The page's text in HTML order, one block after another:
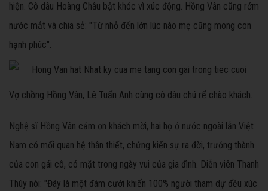
hiện. Cô dâu Hoàng Châu bật khóc vì xúc động. Hồng Vân cũng rớm
nước mắt và chia sẻ: "Từ nhỏ đến lớn lúc nào mẹ cũng mong con
hạnh phúc".
Vợ chồng Hồng Vân, Lê Tuấn Anh cùng cô dâu chú rể chào khách.
Nghệ sĩ Hồng Vân cảm ơn khách mời, hai họ ở nước ngoài lẫn Việt
Nam có mối quan hệ thân thiết, chứng kiến sự ra đời, trưởng thành
của con gái cô, có mặt trong ngày vui của gia đình. Diễn viên Thanh
Thúy nói: "Đây là một đám cưới khiến 100% người tham dự đều xúc